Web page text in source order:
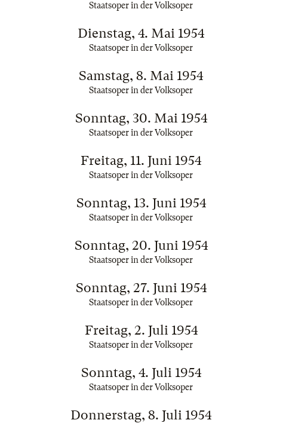
Staatsoper in der Volksoper
Dienstag, 4. Mai 1954
Staatsoper in der Volksoper
Samstag, 8. Mai 1954
Staatsoper in der Volksoper
Sonntag, 30. Mai 1954
Staatsoper in der Volksoper
Freitag, 11. Juni 1954
Staatsoper in der Volksoper
Sonntag, 13. Juni 1954
Staatsoper in der Volksoper
Sonntag, 20. Juni 1954
Staatsoper in der Volksoper
Sonntag, 27. Juni 1954
Staatsoper in der Volksoper
Freitag, 2. Juli 1954
Staatsoper in der Volksoper
Sonntag, 4. Juli 1954
Staatsoper in der Volksoper
Donnerstag, 8. Juli 1954